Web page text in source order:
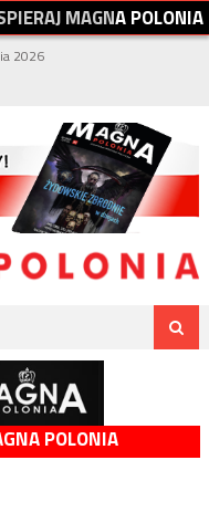
PIERAJMAGNAPOLONIA
2026
POLONIA